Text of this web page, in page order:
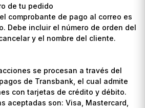
de tu pedido
comprobante de pago al correo es
Debe incluir el número de orden del
y el nombre del cliente.
se procesan a través del
de Transbank, el cual admite
con tarjetas de crédito y débito.
aceptadas son: Visa, Mastercard,